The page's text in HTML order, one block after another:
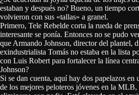
estaban y después no? Bueno, un tiempo
volvieron con sus «tallas» a granel.
Primero, Tele Rebelde corta la rueda de
interesante se ponía. Entonces no se pudo
que Armando Johnson, director del plantel,
exindustrialista Tomás no estaba en la lista
con Luis Robert para fortalecer la línea
Johnson?
Si se dan cuenta, aquí hay dos papelazos en
de los mejores peloteros jóvenes en la MLB,